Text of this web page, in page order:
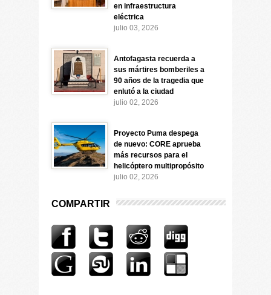
en infraestructura
eléctrica
julio 03, 2026
Antofagasta recuerda a
sus mártires bomberiles a
90 años de la tragedia que
enlutó a la ciudad
julio 02, 2026
Proyecto Puma despega
de nuevo: CORE aprueba
más recursos para el
helicóptero multipropósito
julio 02, 2026
COMPARTIR